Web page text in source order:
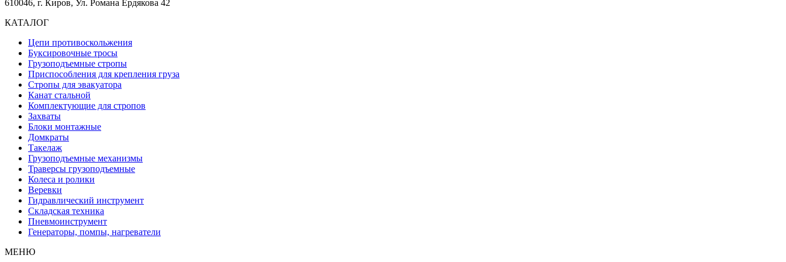
610046, г. Киров, Ул. Романа Ердякова 42
КАТАЛОГ
Цепи противоскольжения
Буксировочные тросы
Грузоподъемные стропы
Приспособления для крепления груза
Стропы для эвакуатора
Канат стальной
Комплектующие для стропов
Захваты
Блоки монтажные
Домкраты
Такелаж
Грузоподъемные механизмы
Траверсы грузоподъемные
Колеса и ролики
Веревки
Гидравлический инструмент
Складская техника
Пневмоинструмент
Генераторы, помпы, нагреватели
МЕНЮ